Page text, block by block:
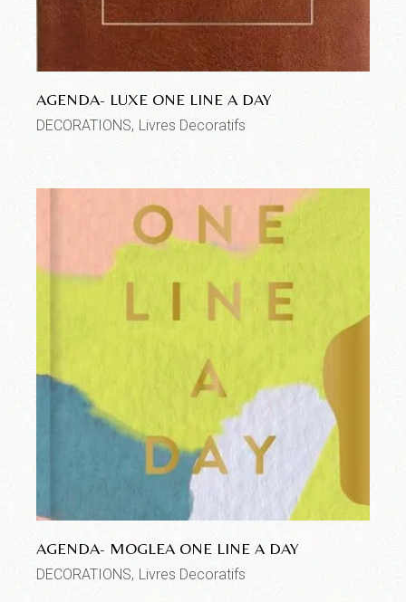
AGENDA- LUXE ONE LINE A DAY
DECORATIONS Livres Decoratifs
AGENDA- MOGLEA ONE LINE A DAY
DECORATIONS Livres Decoratifs